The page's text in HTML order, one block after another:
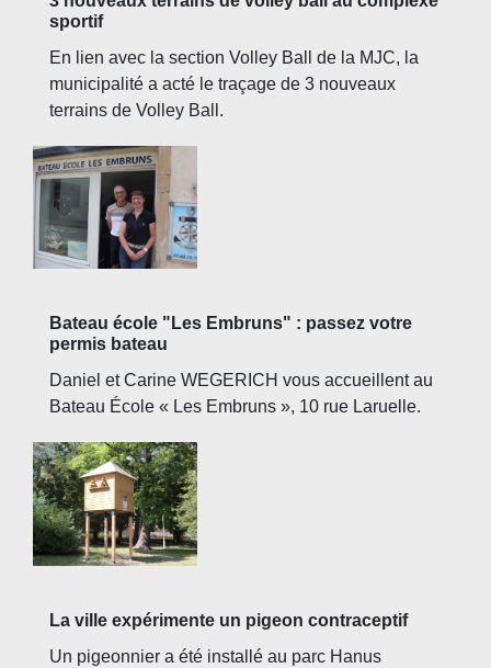
sportif
En lien avec la section Volley Ball de la MJC, la
municipalité a acté le traçage de 3 nouveaux
terrains de Volley Ball.
Bateau école "Les Embruns" : passez votre
permis bateau
Daniel et Carine WEGERICH vous accueillent au
Bateau École « Les Embruns », 10 rue Laruelle.
La ville expérimente un pigeon contraceptif
Un pigeonnier a été installé au parc Hanus